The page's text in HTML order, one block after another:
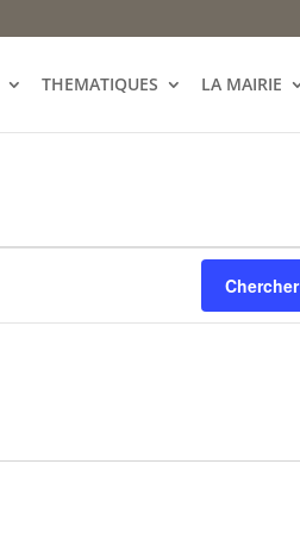
THEMATIQUES LA MAIRIE
Chercher